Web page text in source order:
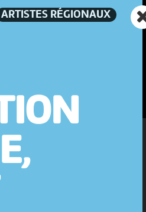
ARTISTES RÉGIONAUX